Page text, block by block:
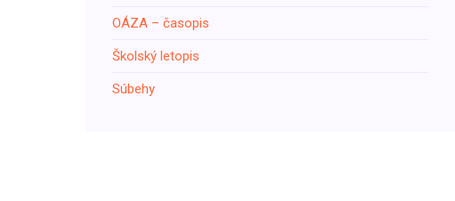
ОÁZA – časopis
Školský letopis
Súbehy